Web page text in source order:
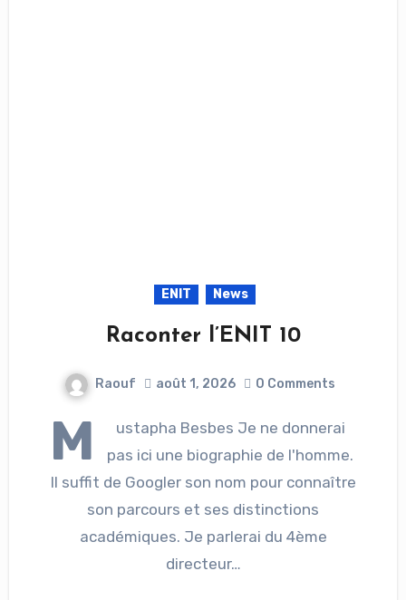
ENIT News
Raconter l’ENIT 10
Raouf août 1, 2026 0 Comments
M
ustapha Besbes Je ne donnerai
pas ici une biographie de l'homme.
Il suffit de Googler son nom pour connaître
son parcours et ses distinctions
académiques. Je parlerai du 4ème
directeur…